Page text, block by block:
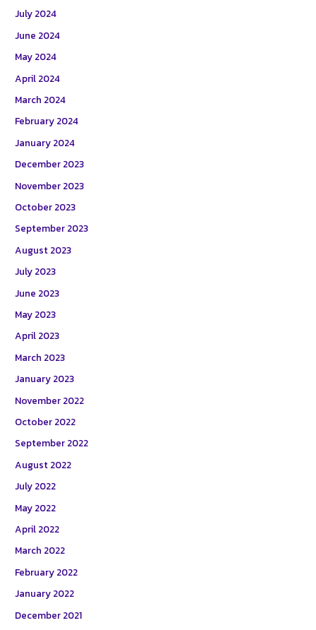
July 2024
June 2024
May 2024
April 2024
March 2024
February 2024
January 2024
December 2023
November 2023
October 2023
September 2023
August 2023
July 2023
June 2023
May 2023
April 2023
March 2023
January 2023
November 2022
October 2022
September 2022
August 2022
July 2022
May 2022
April 2022
March 2022
February 2022
January 2022
December 2021